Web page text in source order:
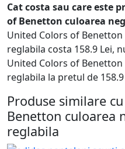
Cat costa sau care este
of Benetton culoarea
United Colors of
reglabila costa 158.9 Lei,
United Colors of
reglabila la pretul de
Produse similare
Benetton culoarea
reglabila